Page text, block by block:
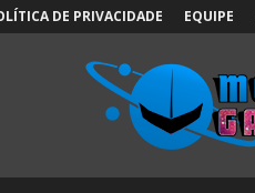
DE PRIVACIDADE EQUIPE